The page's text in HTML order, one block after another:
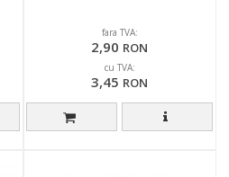
fara TVA:
2,90 RON
cu TVA:
3,45 RON